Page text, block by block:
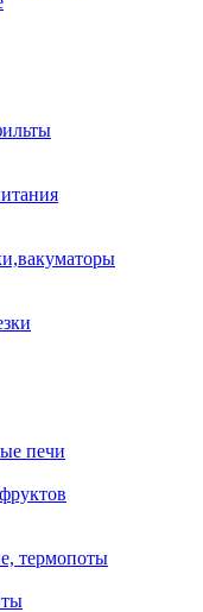
печи
термопоты